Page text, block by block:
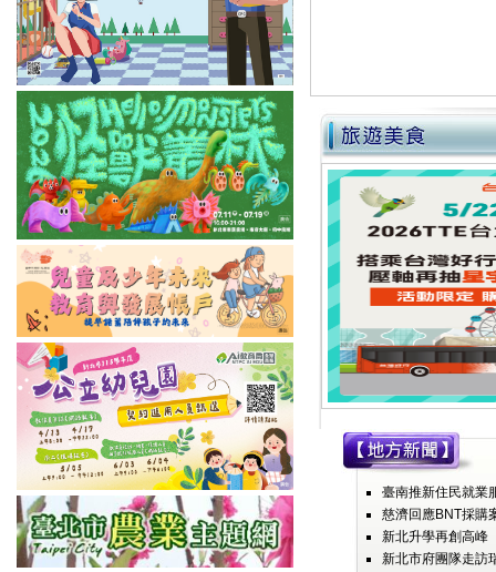
臺南推新住民就
慈濟回應BNT採
新北升學再創高
新北市府團隊走